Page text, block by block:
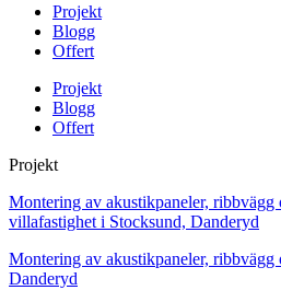
Projekt
Blogg
Offert
Projekt
Blogg
Offert
Projekt
Montering av akustikpaneler, ribbvägg
villafastighet i Stocksund, Danderyd
Montering av akustikpaneler,
Danderyd